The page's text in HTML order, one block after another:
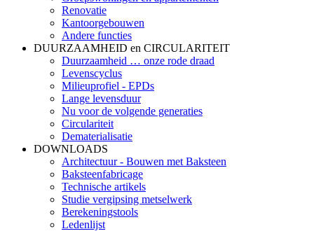
Renovatie
Kantoorgebouwen
Andere functies
DUURZAAMHEID en CIRCULARITEIT
Duurzaamheid … onze rode draad
Levenscyclus
Milieuprofiel - EPDs
Lange levensduur
Nu voor de volgende generaties
Circulariteit
Dematerialisatie
DOWNLOADS
Architectuur - Bouwen met Baksteen
Baksteenfabricage
Technische artikels
Studie vergipsing metselwerk
Berekeningstools
Ledenlijst